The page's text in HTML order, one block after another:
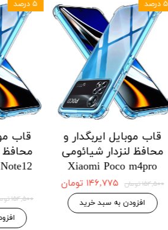
قاب موبایل ایربگدار و
محافظ لنزدار هواوی
Huawei Honor X9a
۱۲۷,۵۰۰ تومان ۱۲۱,۱۲۵ تومان
افزودن به سبد خرید
۵ درصد
و